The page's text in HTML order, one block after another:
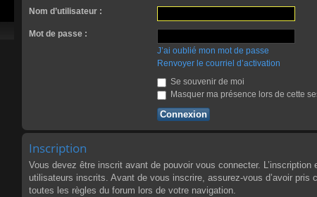
Nom d’utilisateur :
Mot de passe :
J’ai oublié mon mot de passe
Renvoyer le courriel d’activation
Se souvenir de moi
Masquer ma présence lors de cette
Inscription
Vous devez être inscrit avant de pouvoir vous connecter.
utilisateurs inscrits. Avant de vous inscrire, assurez-vous d’avoir
toutes les règles du forum lors de votre navigation.